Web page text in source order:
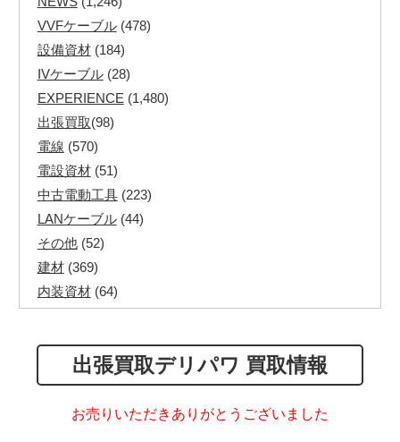
VVFケーブル(478)
設備資材(184)
IVケーブル(28)
EXPERIENCE (1,480)
出張買取(98)
電線 (570)
電設資材(51)
中古電動工具(223)
LANケーブル(44)
その他(52)
建材(369)
内装資材(64)
その他ツール(48)
電化製品(40)
その他建築資材(113)
出張買取デリパワ 買取情報
お売りいただきありがとうございました